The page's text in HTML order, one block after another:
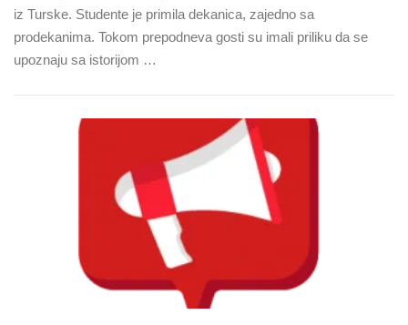
iz Turske. Studente je primila dekanica, zajedno sa
prodekanima. Tokom prepodneva gosti su imali priliku da se
upoznaju sa istorijom …